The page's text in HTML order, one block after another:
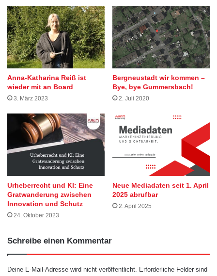
Anna-Katharina Reiß ist
wieder mit an Board
3. März 2023
Bergneustadt wir kommen –
Bye, bye Gummersbach!
2. Juli 2020
Urheberrecht und KI: Eine
Gratwanderung zwischen
Innovation und Schutz
24. Oktober 2023
Neue Mediadaten seit 1. April
2025 abrufbar
2. April 2025
Schreibe einen Kommentar
Deine E-Mail-Adresse wird nicht veröffentlicht. Erforderliche Felder sind